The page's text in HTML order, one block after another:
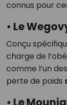
connus pour
• Le
Conçu
charge de
comme l’un
perte de poids